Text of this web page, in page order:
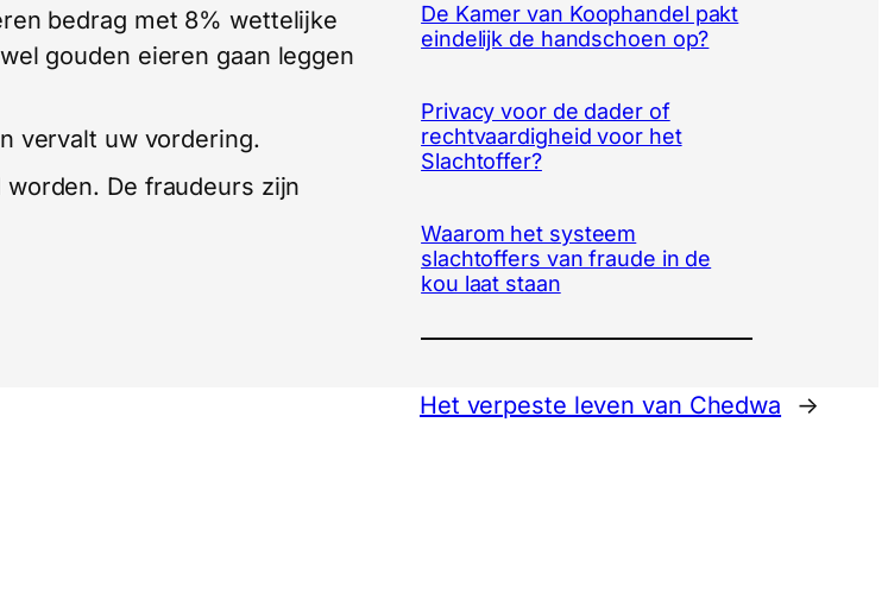
bedrag met 8% wettelijke
gouden eieren gaan leggen
vervalt uw vordering.
De fraudeurs zijn
De Kamer van Koophandel pakt
eindelijk de handschoen op?
Privacy voor de dader of
rechtvaardigheid voor het
Slachtoffer?
Waarom het systeem
slachtoffers van fraude in de
kou laat staan
Het verpeste leven van Chedwa →